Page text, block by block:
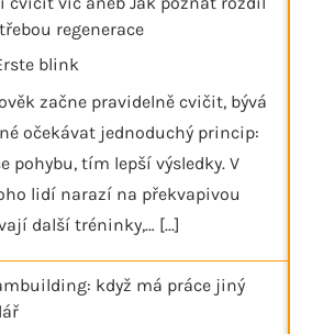
regenerace
blink
začne pravidelně cvičit, bývá
očekávat jednoduchý princip:
pohybu, tím lepší výsledky. V
lidí narazí na překvapivou
další tréninky,… [...]
když má práce jiný